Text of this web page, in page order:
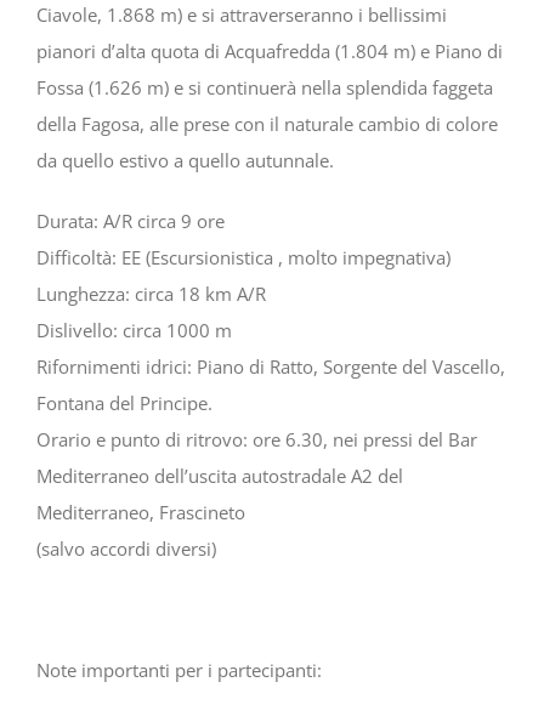
Ciavole, 1.868 m) e si attraverseranno i bellissimi
pianori d’alta quota di Acquafredda (1.804 m) e Piano di
Fossa (1.626 m) e si continuerà nella splendida faggeta
della Fagosa, alle prese con il naturale cambio di colore
da quello estivo a quello autunnale.
Durata: A/R circa 9 ore
Difficoltà: EE (Escursionistica , molto impegnativa)
Lunghezza: circa 18 km A/R
Dislivello: circa 1000 m
Rifornimenti idrici: Piano di Ratto, Sorgente del Vascello,
Fontana del Principe.
Orario e punto di ritrovo: ore 6.30, nei pressi del Bar
Mediterraneo dell’uscita autostradale A2 del
Mediterraneo, Frascineto
(salvo accordi diversi)
Note importanti per i partecipanti: